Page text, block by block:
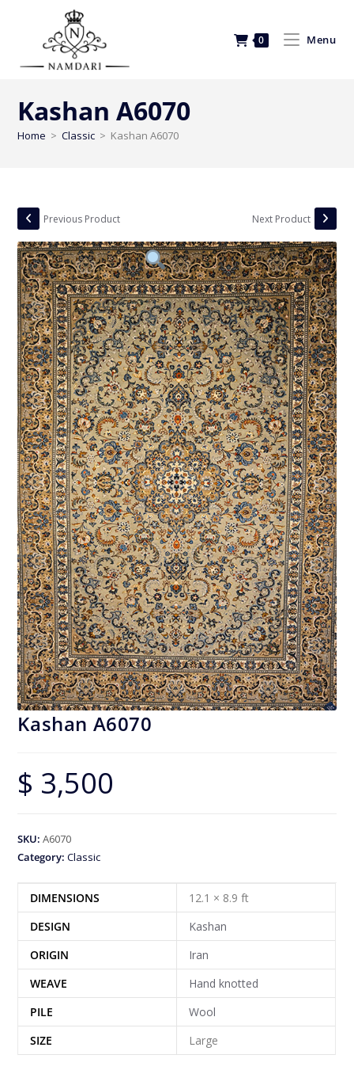
0 Menu
Kashan A6070
Home > Classic > Kashan A6070
Previous Product Next Product
Kashan A6070
$ 3,500
SKU:A6070
Category:Classic
DIMENSIONS
12.1 × 8.9 ft
DESIGN
Kashan
ORIGIN
Iran
WEAVE
Hand knotted
PILE
Wool
SIZE
Large